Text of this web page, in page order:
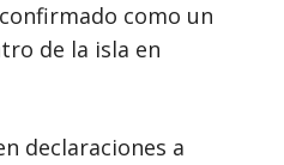
como un
de la isla en
declaraciones a